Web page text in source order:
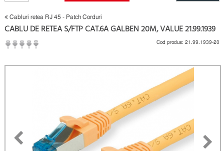
Cabluri retea RJ 45 - Patch Corduri
CABLU DE RETEA S/FTP CAT.6A GALBEN 20M, VALUE 21.99.1939
Fii primul care scrie un review
Cod produs: 21.99.1939-20